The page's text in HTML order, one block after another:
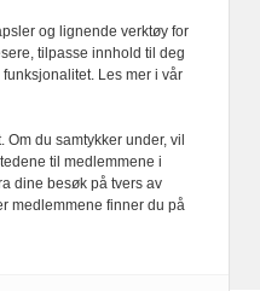
alltid det fulle
med eller
og lignende verktøy for
tilpasse innhold til deg
Les mer i vår
du samtykker under, vil
til medlemmene i
dine besøk på tvers av
medlemmene finner du på